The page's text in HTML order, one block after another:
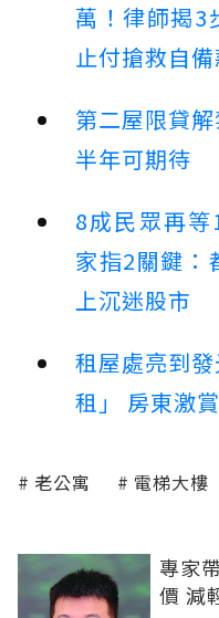
萬！律師揭3
止付搶救自
第二屋限貸
半年可期待
8成民眾再
家指2關鍵：
上沉迷股市
租屋處亮到
租」 房東激
老公寓 電梯大樓
專家
價 減